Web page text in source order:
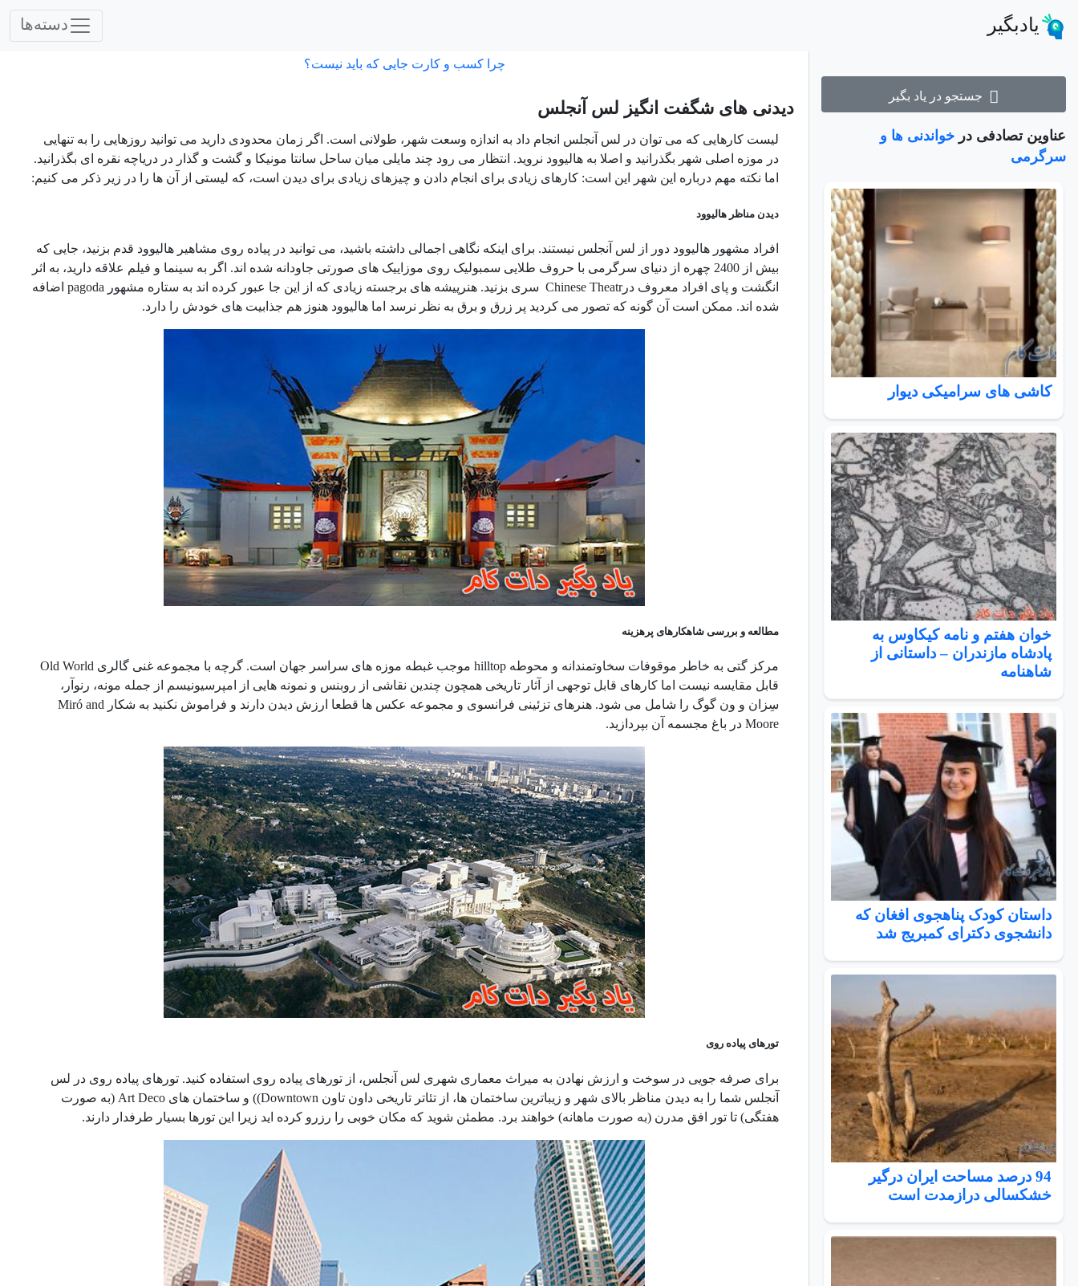
یادبگیر دسته‌ها
جستجو در یاد بگیر
عناوین تصادفی در خواندنی ها و
سرگرمی
کاشی های سرامیکی دیوار
خوان هفتم و نامه کیکاوس به
پادشاه مازندران – داستانی از
شاهنامه
داستان کودک پناهجوی افغان که
دانشجوی دکترای کمبریج شد
94 درصد مساحت ایران درگیر
خشکسالی درازمدت است
چرا کسب و کارت جایی که باید نیست؟
دیدنی های شگفت انگیز لس آنجلس
لیست کارهایی که می توان در لس آنجلس انجام داد به اندازه وسعت شهر، طولانی است. اگر زمان محدودی دارید می توانید روزهایی را به تنهایی
در موزه اصلی شهر بگذرانید و اصلا به هالیوود نروید. انتظار می رود چند مایلی میان ساحل سانتا مونیکا و گشت و گذار در دریاچه نقره ای بگذرانید.
اما نکته مهم درباره این شهر این است: کارهای زیادی برای انجام دادن و چیزهای زیادی برای دیدن است، که لیستی از آن ها را در زیر ذکر می کنیم:
دیدن مناظر هالیوود
افراد مشهور هالیوود دور از لس آنجلس نیستند. برای اینکه نگاهی اجمالی داشته باشید، می توانید در پیاده روی مشاهیر هالیوود قدم بزنید، جایی که
بیش از 2400 چهره از دنیای سرگرمی با حروف طلایی سمبولیک روی موزاییک های صورتی جاودانه شده اند. اگر به سینما و فیلم علاقه دارید، به اثر
انگشت و پای افراد معروف درChinese Theatr سری بزنید. هنرپیشه های برجسته زیادی که از این جا عبور کرده اند به ستاره مشهور pagoda اضافه
شده اند. ممکن است آن گونه که تصور می کردید پر زرق و برق به نظر نرسد اما هالیوود هنوز هم جذابیت های خودش را دارد.
مطالعه و بررسی شاهکارهای پرهزینه
مرکز گتی به خاطر موقوفات سخاوتمندانه و محوطه hilltop موجب غبطه موزه های سراسر جهان است. گرچه با مجموعه غنی گالری Old World
قابل مقایسه نیست اما کارهای قابل توجهی از آثار تاریخی همچون چندین نقاشی از روبنس و نمونه هایی از امپرسیونیسم از جمله مونه، رنوآر،
سِزان و ون گوگ را شامل می شود. هنرهای تزئینی فرانسوی و مجموعه عکس ها قطعا ارزش دیدن دارند و فراموش نکنید به شکار Miró and
Moore در باغ مجسمه آن بپردازید.
تورهای پیاده روی
برای صرفه جویی در سوخت و ارزش نهادن به میراث معماری شهری لس آنجلس، از تورهای پیاده روی استفاده کنید. تورهای پیاده روی در لس
آنجلس شما را به دیدن مناظر بالای شهر و زیباترین ساختمان ها، از تئاتر تاریخی داون تاون Downtown)) و ساختمان های Art Deco (به صورت
هفتگی) تا تور افق مدرن (به صورت ماهانه) خواهند برد. مطمئن شوید که مکان خوبی را رزرو کرده اید زیرا این تورها بسیار طرفدار دارند.